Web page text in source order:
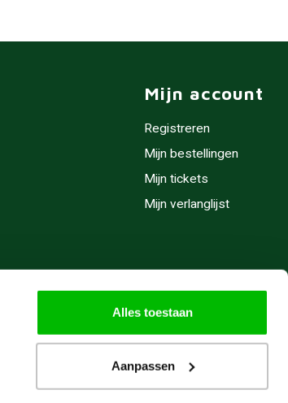
Alles toestaan
Aanpassen
Mijn account
Registreren
Mijn bestellingen
Mijn tickets
Mijn verlanglijst